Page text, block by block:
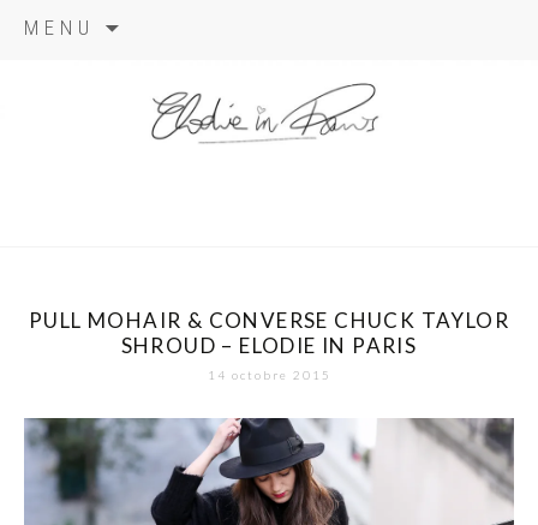
MENU
PULL MOHAIR & CONVERSE CHUCK TAYLOR
SHROUD – ELODIE IN PARIS
14 octobre 2015